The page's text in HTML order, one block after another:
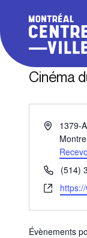
Cinéma
Adresse
1379-
Téléphone
(514)
Site
Évènements